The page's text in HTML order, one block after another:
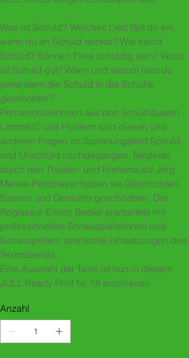
Was ist Schuld? Welches Lied fällt dir ein,
wenn du an Schuld denkts? Wie riecht
Schuld? Können Tiere schuldig sein? Wozu
ist Schuld gut? Wann und warum hast du
jemandem die Schuld in die Schuhe
geschoben?
PrimarschülerInnen aus den Schulhäusern
Limmat C und Fluntern sind diesen und
anderen Fragen im Spannungsfeld Schuld
und Unschuld nachgegangen. Begleitet
durch den Theater- und Romanautor Jörg
Menke-Peitzmeyer haben sie Geschichten,
Szenen und Gedichte geschrieben. Der
Regisseur Enrico Beeler erarbeitete mit
professionellen Schauspielerinnen und
Schauspielern szenische Umsetzungen des
Textmaterials.
Eine Auswahl der Texte ist nun in diesem
JULL Ready Print Nr. 16 erschienen.
Anzahl